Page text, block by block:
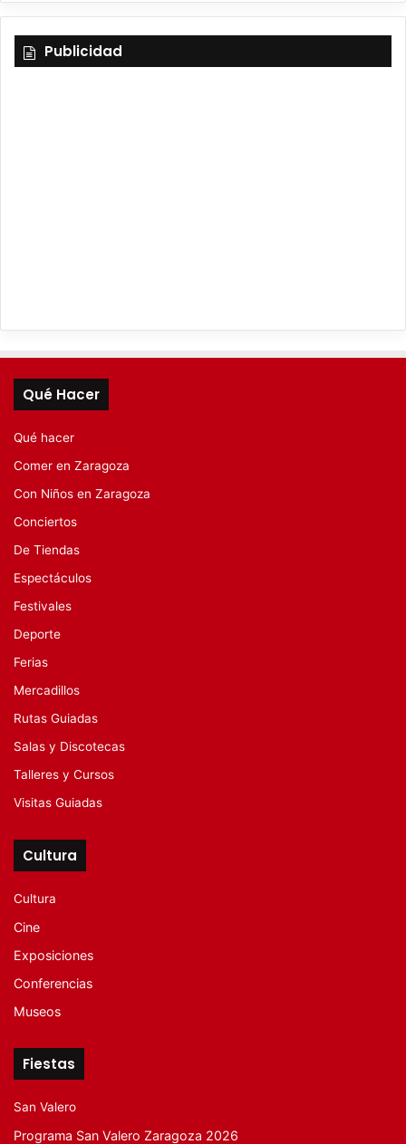
Publicidad
Qué Hacer
Qué hacer
Comer en Zaragoza
Con Niños en Zaragoza
Conciertos
De Tiendas
Espectáculos
Festivales
Deporte
Ferias
Mercadillos
Rutas Guiadas
Salas y Discotecas
Talleres y Cursos
Visitas Guiadas
Cultura
Cultura
Cine
Exposiciones
Conferencias
Museos
Fiestas
San Valero
Programa San Valero Zaragoza 2026